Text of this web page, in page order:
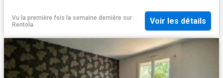
Vu la première fois la semaine dernière sur
Rentola
Voir les détails